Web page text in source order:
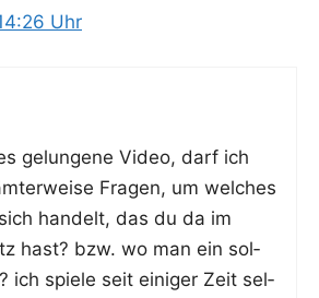
Uhr
gelun­ge­ne Video, darf ich
Fra­gen, um wel­ches
han­delt, das du da im
hast? bzw. wo man ein sol­
ich spie­le seit eini­ger Zeit sel­